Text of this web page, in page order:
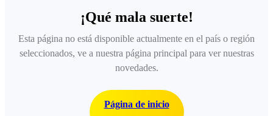
¡Qué mala suerte!
Esta página no está disponible actualmente en el país o región
seleccionados, ve a nuestra página principal para ver nuestras
novedades.
Página de inicio